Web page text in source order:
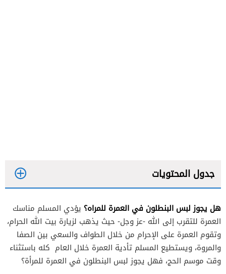
جدول المحتويات
هل يجوز لبس البنطلون في العمرة للمراه؟ يؤدي المسلم مناسك
العمرة للتقرب إلى الله -عز وجل- حيث يذهب لزيارة بيت الله الحرام،
وتقوم العمرة على الإحرام من خلال الطواف والسعي بين الصفا
والمروة، ويستطيع المسلم تأدية العمرة خلال العام كله باستثناء
وقت موسم الحج، فهل يجوز لبس البنطلون في العمرة للمرأة؟